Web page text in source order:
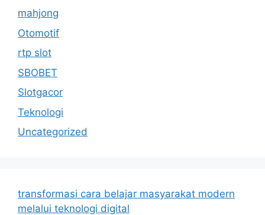
mahjong
Otomotif
rtp slot
SBOBET
Slotgacor
Teknologi
Uncategorized
transformasi cara belajar masyarakat modern
melalui teknologi digital